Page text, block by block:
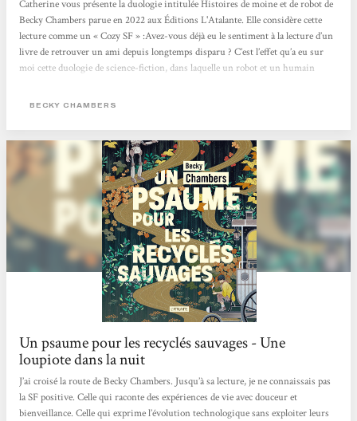
Catherine vous présente la duologie intitulée Histoires de moine et de robot de
Becky Chambers parue en 2022 aux Éditions L'Atalante. Elle considère cette
lecture comme un « Cozy SF » :Avez-vous déjà eu le sentiment à la lecture d’un
livre de retrouver un ami depuis longtemps disparu ? C’est l’effet qu’a eu sur
moi cette duologie de science-fiction, dans laquelle un robot et un humain
amitié poignante nait et s’approfondie, alors que se dévoile la beauté de l’univers
BECKY CHAMBERS
Un psaume pour les recyclés sauvages - Une
loupiote dans la nuit
J’ai croisé la route de Becky Chambers. Jusqu’à sa lecture, je ne connaissais pas
la SF positive. Celle qui raconte des expériences de vie avec douceur et
bienveillance. Celle qui exprime l’évolution technologique sans exploiter leurs